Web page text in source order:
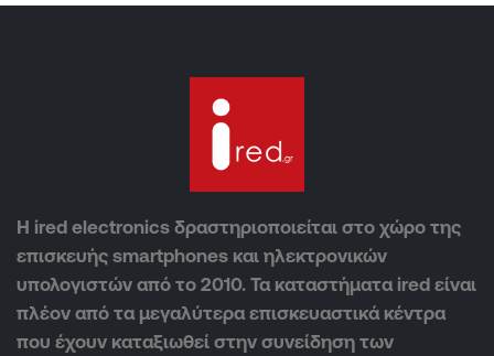
Η ired electronics δραστηριοποιείται στο χώρο της
επισκευής smartphones και ηλεκτρονικών
υπολογιστών από το 2010. Τα καταστήματα ired είναι
πλέον από τα μεγαλύτερα επισκευαστικά κέντρα
που έχουν καταξιωθεί στην συνείδηση των